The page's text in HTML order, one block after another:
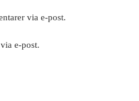
via e-post.
e-post.